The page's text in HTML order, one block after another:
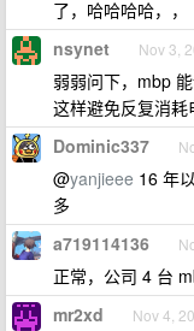
了，哈哈哈哈，，
nsynet Nov 3,
弱弱问下，mbp
这样避免反复消耗
Dominic337
@yanjieee 16 年
多
a719114136
正常，公司 4 台
mr2xd Nov 4,